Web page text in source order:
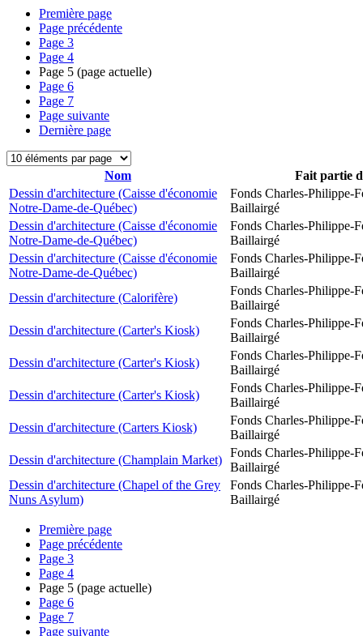
Première page
Page précédente
Page 3
Page 4
Page 5 (page actuelle)
Page 6
Page 7
Page suivante
Dernière page
Nom
Fait partie
Dessin d'architecture (Caisse d'économie
Notre-Dame-de-Québec)
Fonds Charles-Philippe-
Baillairgé
Dessin d'architecture (Caisse d'économie
Notre-Dame-de-Québec)
Fonds Charles-Philippe-
Baillairgé
Dessin d'architecture (Caisse d'économie
Notre-Dame-de-Québec)
Fonds Charles-Philippe-
Baillairgé
Dessin d'architecture (Calorifère)
Fonds Charles-Philippe-
Baillairgé
Dessin d'architecture (Carter's Kiosk)
Fonds Charles-Philippe-
Baillairgé
Dessin d'architecture (Carter's Kiosk)
Fonds Charles-Philippe-
Baillairgé
Dessin d'architecture (Carter's Kiosk)
Fonds Charles-Philippe-
Baillairgé
Dessin d'architecture (Carters Kiosk)
Fonds Charles-Philippe-
Baillairgé
Dessin d'architecture (Champlain Market)
Fonds Charles-Philippe-
Baillairgé
Dessin d'architecture (Chapel of the Grey
Nuns Asylum)
Fonds Charles-Philippe-
Baillairgé
Première page
Page précédente
Page 3
Page 4
Page 5 (page actuelle)
Page 6
Page 7
Page suivante